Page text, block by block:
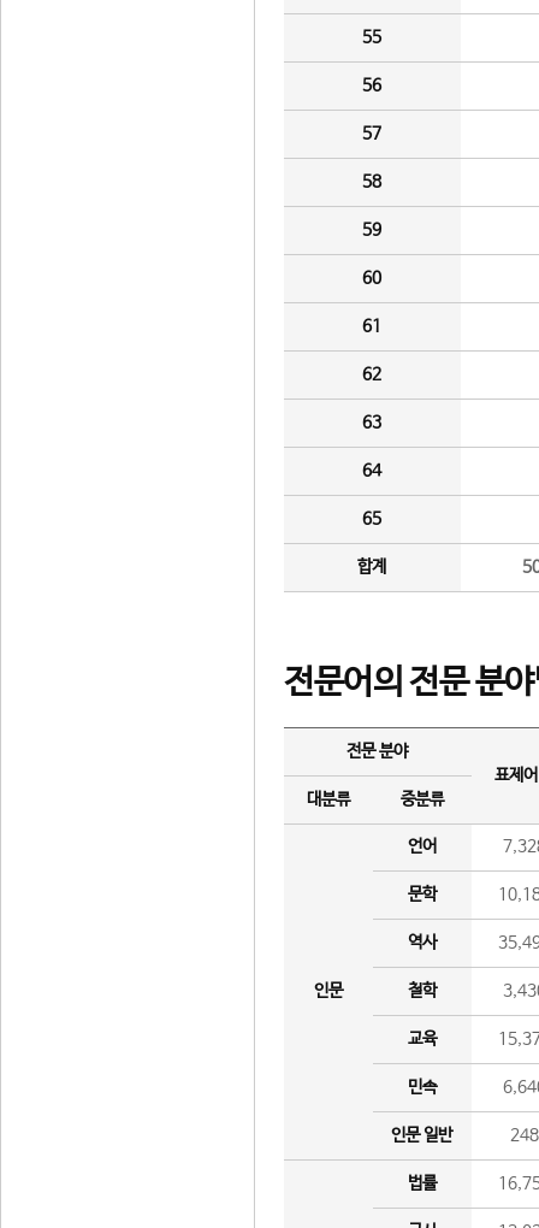
55
56
57
58
59
60
61
62
63
64
65
합계
전문어의 전문 분
전문 분야
표제
대분류
중분류
인문
언어
문학
역사
철학
교육
민속
인문 일반 248
법률